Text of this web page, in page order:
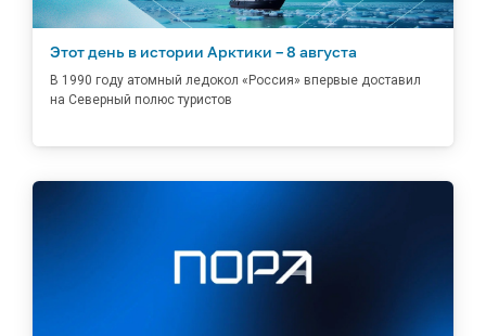
Этот день в истории Арктики – 8 августа
В 1990 году атомный ледокол «Россия» впервые доставил
на Северный полюс туристов